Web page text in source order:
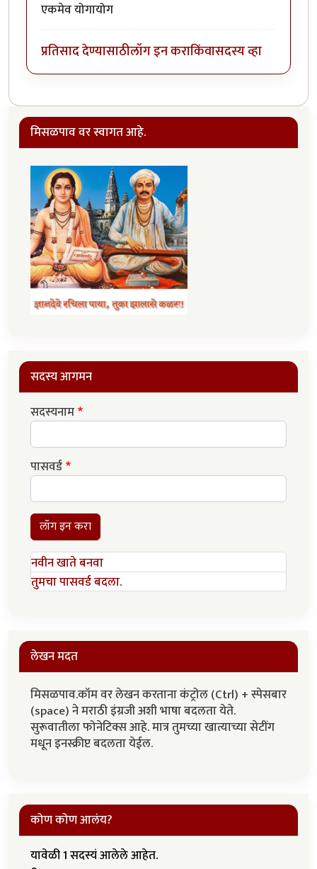
एकमेव योगायोग
प्रतिसाद देण्यासाठीलॉग इन कराकिंवासदस्य व्हा
मिसळपाव वर स्वागत आहे.
सदस्य आगमन
सदस्यनाम
पासवर्ड
लॉग इन करा
नवीन खाते बनवा
तुमचा पासवर्ड बदला.
लेखन मदत
मिसळपाव.कॉम वर लेखन करताना कंट्रोल (Ctrl) + स्पेसबार
(space) ने मराठी इंग्रजी अशी भाषा बदलता येते.
सुरूवातीला फोनेटिक्स आहे. मात्र तुमच्या खात्याच्या सेटींग
मधून इनस्क्रीप्ट बदलता येईल.
कोण कोण आलंय?
यावेळी 1 सदस्यं आलेले आहेत.